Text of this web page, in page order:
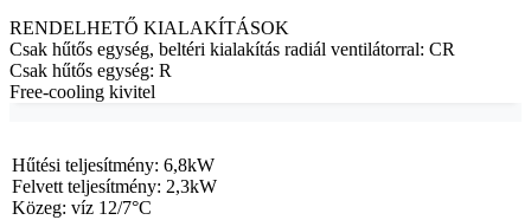
RENDELHETŐ KIALAKÍTÁSOK
Csak hűtős egység, beltéri kialakítás radiál ventilátorral: CR
Csak hűtős egység: R
Free-cooling kivitel
Hűtési teljesítmény: 6,8kW
Felvett teljesítmény: 2,3kW
Közeg: víz 12/7°C